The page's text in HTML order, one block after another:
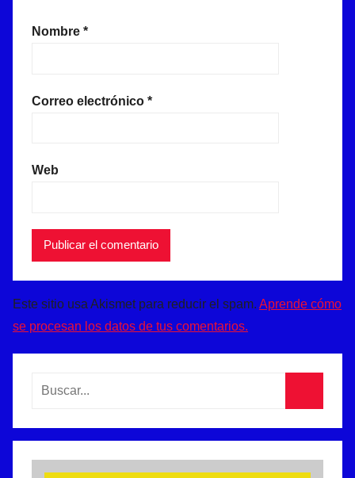
Nombre *
Correo electrónico *
Web
Este sitio usa Akismet para reducir el spam. Aprende cómo
se procesan los datos de tus comentarios.
Buscar: